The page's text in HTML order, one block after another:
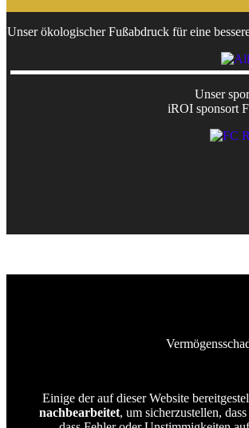
Unser ökologischer Fußabdruck für eine
Unser
iROI sponsort
Einige der auf dieser Website
nachbearbeitet, um sicherzustellen,